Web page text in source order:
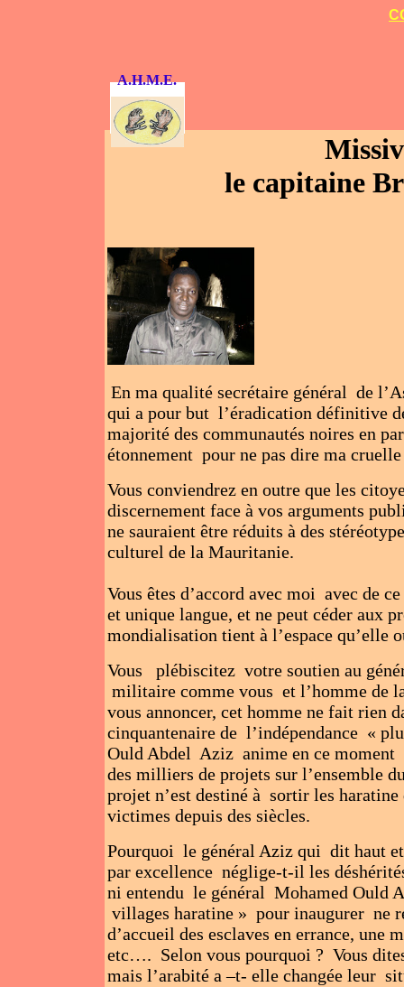
A.H.M.E.
le capitaine
En ma qualité secrétaire général de
qui a pour but l’éradication définitive
majorité des communautés noires en
étonnement pour ne pas dire ma
Vous conviendrez en outre que les
discernement face à vos arguments
ne sauraient être réduits à des
culturel de la Mauritanie.
Vous êtes d’accord avec moi avec de
et unique langue, et ne peut céder aux
mondialisation tient à l’espace
Vous plébiscitez votre soutien au
militaire comme vous et l’homme de
vous annoncer, cet homme ne fait rien
cinquantenaire de l’indépendance «
Ould Abdel Aziz anime en ce moment
des milliers de projets sur l’ensemble
projet n’est destiné à sortir les
victimes depuis des siècles.
Pourquoi le général Aziz qui dit haut
par excellence néglige-t-il les
ni entendu le général Mohamed Ould
villages haratine » pour inaugurer ne
d’accueil des esclaves en errance,
etc…. Selon vous pourquoi ? Vous
mais l’arabité a –t- elle changée leur